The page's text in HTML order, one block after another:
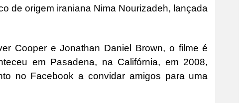
de origem iraniana Nima Nourizadeh, lançada
Cooper e Jonathan Daniel Brown, o filme é
em Pasadena, na Califórnia, em 2008,
no Facebook a convidar amigos para uma